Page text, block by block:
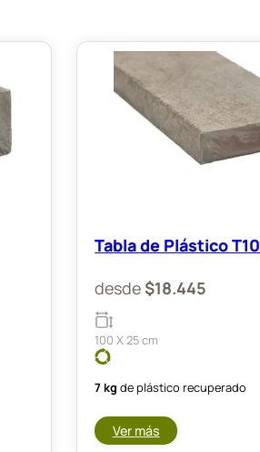
Tabla de Plástico T10
desde$18.445
100 X 25 cm
7 kg de plástico recuperado
Ver más